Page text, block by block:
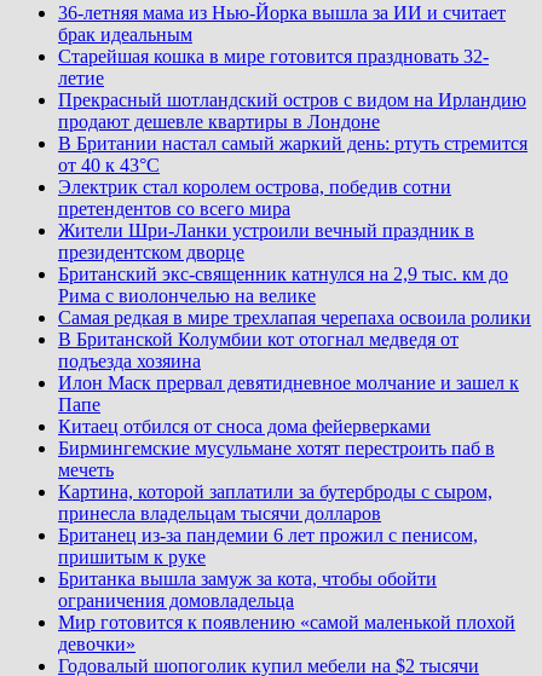
36-летняя мама из Нью-Йорка вышла за ИИ и считает
брак идеальным
Старейшая кошка в мире готовится праздновать 32-
летие
Прекрасный шотландский остров с видом на Ирландию
продают дешевле квартиры в Лондоне
В Британии настал самый жаркий день: ртуть стремится
от 40 к 43°C
Электрик стал королем острова, победив сотни
претендентов со всего мира
Жители Шри-Ланки устроили вечный праздник в
президентском дворце
Британский экс-священник катнулся на 2,9 тыс. км до
Рима с виолончелью на велике
Самая редкая в мире трехлапая черепаха освоила ролики
В Британской Колумбии кот отогнал медведя от
подъезда хозяина
Илон Маск прервал девятидневное молчание и зашел к
Папе
Китаец отбился от сноса дома фейерверками
Бирмингемские мусульмане хотят перестроить паб в
мечеть
Картина, которой заплатили за бутерброды с сыром,
принесла владельцам тысячи долларов
Британец из-за пандемии 6 лет прожил с пенисом,
пришитым к руке
Британка вышла замуж за кота, чтобы обойти
ограничения домовладельца
Мир готовится к появлению «самой маленькой плохой
девочки»
Годовалый шопоголик купил мебели на $2 тысячи